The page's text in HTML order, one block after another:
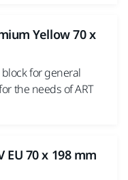
Yellow 70 x
for general
the needs of ART
EU 70 x 198 mm